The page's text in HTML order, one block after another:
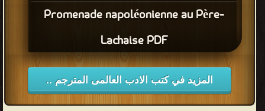
Promenade napoléonienne au Père-
Lachaise PDF
المزيد في كتب الادب العالمى المترجم ..